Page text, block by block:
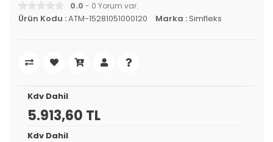
0.0 - 0 Yorum var.
Ürün Kodu :ATM-15281051000120 Marka :Simfleks
Kdv Dahil
5.913,60 TL
Kdv Dahil